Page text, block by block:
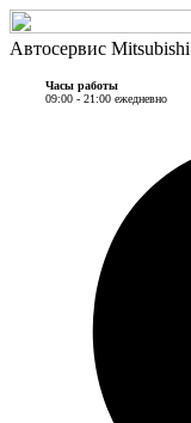
Автосервис Mitsubishi
Часы работы
09:00 - 21:00 ежедневно